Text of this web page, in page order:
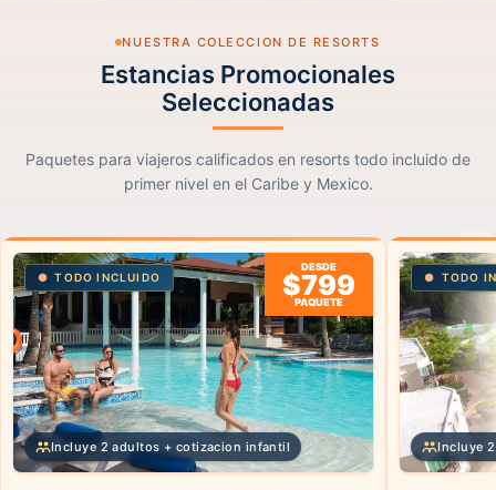
NUESTRA COLECCION DE RESORTS
Estancias Promocionales
Seleccionadas
Paquetes para viajeros calificados en resorts todo incluido de
primer nivel en el Caribe y Mexico.
TODO INCLUIDO
DESDE
$799
PAQUETE
Incluye 2 adultos + cotizacion infantil
TODO
Incluye